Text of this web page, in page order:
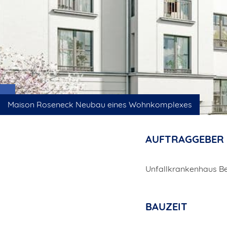
Maison Roseneck Neubau eines Wohnkomplexes
AUFTRAGGEBER
Unfallkrankenhaus
BAUZEIT